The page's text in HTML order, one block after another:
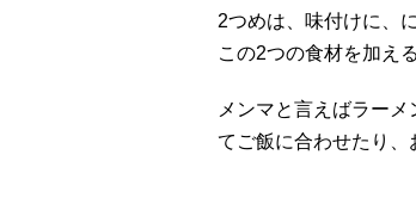
2つめは、味付けに、
この2つの食材を加え
メンマと言えばラー
てご飯に合わせたり、